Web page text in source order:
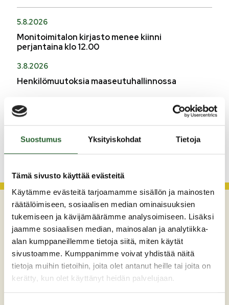
Suostumus Yksityiskohdat Tietoja
Tämä sivusto käyttää evästeitä
Käytämme evästeitä tarjoamamme sisällön ja mainosten
räätälöimiseen, sosiaalisen median ominaisuuksien
tukemiseen ja kävijämäärämme analysoimiseen. Lisäksi
jaamme sosiaalisen median, mainosalan ja analytiikka-
alan kumppaneillemme tietoja siitä, miten käytät
sivustoamme. Kumppanimme voivat yhdistää näitä
tietoja muihin tietoihin, joita olet antanut heille tai joita on
kerätty, kun olet käyttänyt heidän palvelujaan.
5.8.2026
Monitoimitalon kirjasto menee kiinni
perjantaina klo 12.00
3.8.2026
Henkilömuutoksia maaseutuhallinnossa
Asfaltointityöt taajamassa myöhästyvät
Maaherrankatu 7